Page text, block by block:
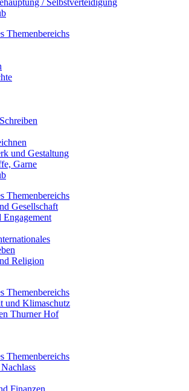
Themenbereichs
und Gestaltung
Garne
Themenbereichs
Gesellschaft
Engagement
Religion
Themenbereichs
und Klimaschutz
Thurner Hof
Themenbereichs
Finanzen